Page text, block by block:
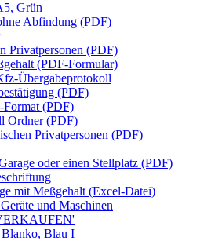
Grün
Abfindung (PDF)
Privatpersonen (PDF)
(PDF-Formular)
Übergabeprotokoll
(PDF)
Format (PDF)
Ordner (PDF)
Privatpersonen (PDF)
oder einen Stellplatz (PDF)
mit Meßgehalt (Excel-Datei)
und Maschinen
Blau I